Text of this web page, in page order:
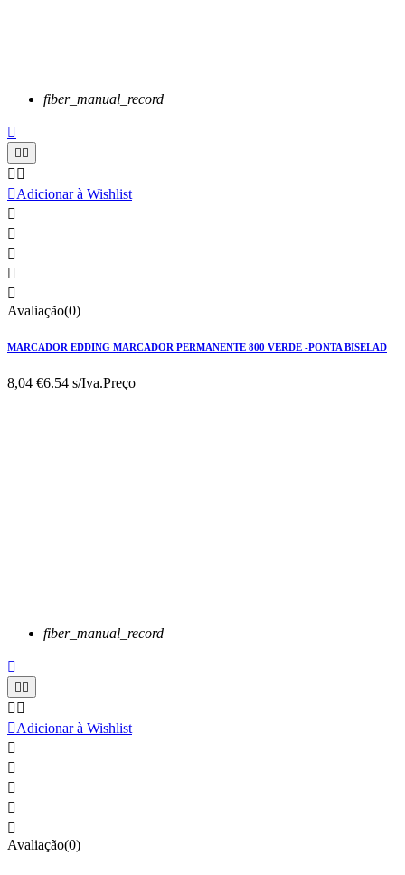
fiber_manual_record

 
 
Adicionar à Wishlist





Avaliação(0)
MARCADOR EDDING MARCADOR PERMANENTE 800 VERDE -PONTA BISELAD
8,04 €6.54 s/Iva.Preço
fiber_manual_record

 
 
Adicionar à Wishlist





Avaliação(0)